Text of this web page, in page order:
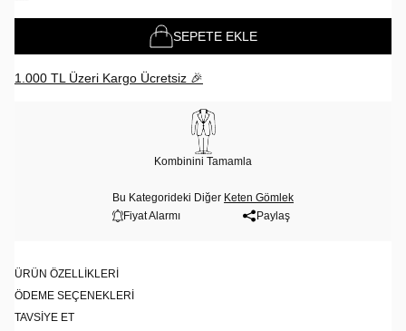
SEPETE EKLE
1.000 TL Üzeri Kargo Ücretsiz 🎉
Kombinini Tamamla
Bu Kategorideki Diğer Keten Gömlek
Fiyat Alarmı
Paylaş
ÜRÜN ÖZELLIKLERI
ÖDEME SEÇENEKLERI
TAVSIYE ET